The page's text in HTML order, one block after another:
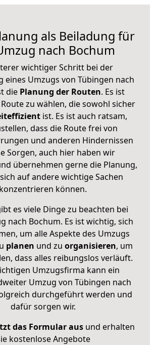
als Beiladung für
nach Bochum
wichtiger Schritt bei der
eines Umzugs von Tübingen nach
die Planung der Routen. Es ist
zu wählen, die sowohl sicher
ist. Es ist auch ratsam,
dass die Route frei von
und anderen Hindernissen
Sorgen, auch hier haben wir
übernehmen gerne die Planung,
auf andere wichtige Sachen
konzentrieren können.
es viele Dinge zu beachten bei
nach Bochum. Es ist wichtig, sich
um alle Aspekte des Umzugs
planen und zu organisieren, um
dass alles reibungslos verläuft.
Umzugsfirma kann ein
Umzug von Tübingen nach
durchgeführt werden und
dafür sorgen wir.
das Formular ausund erhalten
kostenlose Angebote